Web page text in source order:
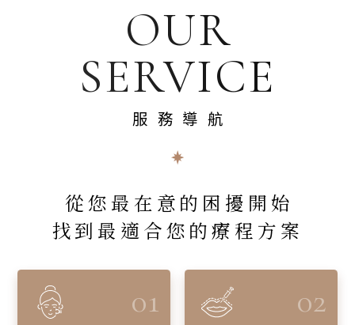
OUR
SERVICE
服務導航
從您最在意的困擾開始
找到最適合您的療程方案
01 02